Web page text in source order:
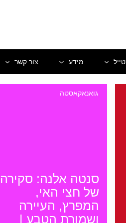
מידע צור קשר
סנטה אלנה: סקירה
של חצי האי,
המפרץ, העיירה
ושמורת הטבע |
גואנאקאסטה